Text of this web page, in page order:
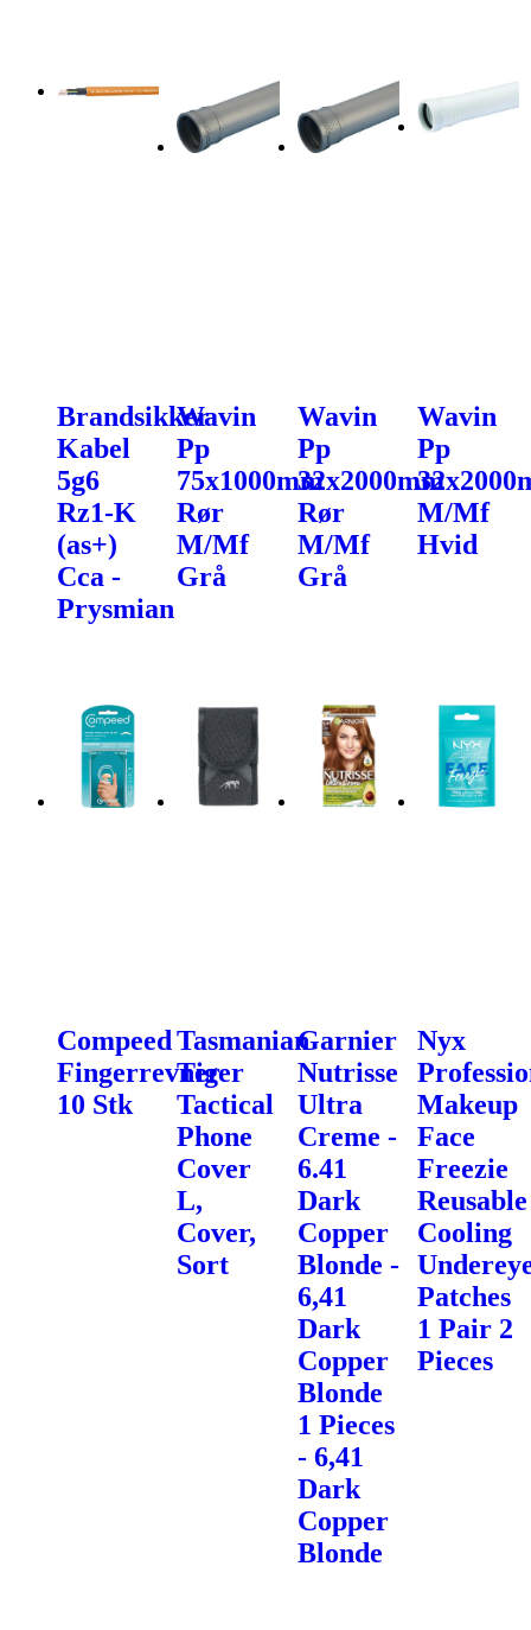
Brandsikker
Kabel
5g6
Rz1-K
(as+)
Cca -
Prysmian
Wavin
Pp
75x1000mm
Rør
M/Mf
Grå
Wavin
Pp
32x2000mm
Rør
M/Mf
Grå
Wavin
Pp
M/Mf
Hvid
Compeed
Fingerrevner
10 Stk
Tasmanian
Tiger
Tactical
Phone
Cover
L,
Cover,
Sort
Garnier
Nutrisse
Ultra
Creme -
6.41
Dark
Copper
Blonde -
6,41
Dark
Copper
Blonde
1 Pieces
- 6,41
Dark
Copper
Blonde
Nyx
Makeup
Face
Freezie
Reusable
Cooling
Patches
1 Pair 2
Pieces